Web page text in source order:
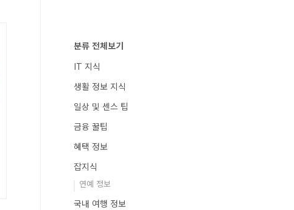
분류 전체보기
IT 지식
생활 정보 지식
일상 및 센스 팁
금융 꿀팁
혜택 정보
잡지식
연예 정보
국내 여행 정보